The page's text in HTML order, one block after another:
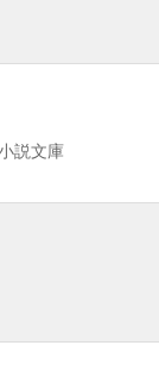
説文庫